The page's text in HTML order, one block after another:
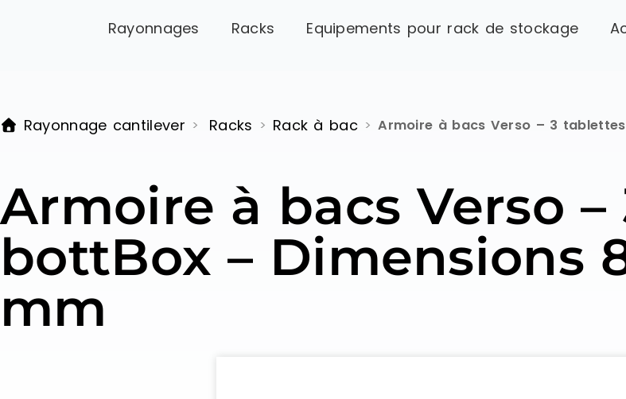
Rayonnages Racks Equipements pour rack de stockage
Rayonnage cantilever > Racks > Rack à bac > Armoire à bacs Verso – 3
Armoire à bacs Verso –
bottBox – Dimensions
mm